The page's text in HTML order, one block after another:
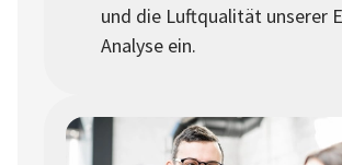
und die Luftqualität unserer
Analyse ein.